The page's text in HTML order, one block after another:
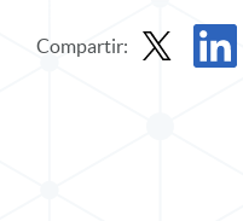
Compartir: